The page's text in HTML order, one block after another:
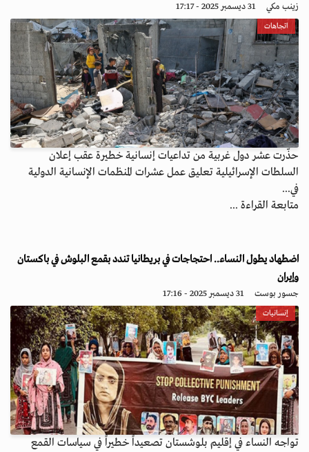
زينب مكي 31 ديسمبر 2025 - 17:17
اتجاهات
حذّرت عشر دول غربية من تداعيات إنسانية خطيرة عقب إعلان
السلطات الإسرائيلية تعليق عمل عشرات المنظمات الإنسانية الدولية
في...
متابعة القراءة ...
اضطهاد يطول النساء.. احتجاجات في بريطانيا تندد بقمع البلوش في باكستان
وإيران
جسور بوست 31 ديسمبر 2025 - 17:16
إنسانيات
تواجه النساء في إقليم بلوشستان تصعيداً خطيراً في سياسات القمع